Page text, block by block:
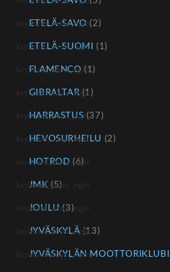
ETELÄ-SAVO (2)
ETELÄ-SUOMI (1)
FLAMENCO (1)
GIBRALTAR(1)
HARRASTUS (37)
HEVOSURHEILU (2)
HOTROD (6)
JMK (5)
JOULU (3)
JYVÄSKYLÄ(13)
JYVÄSKYLÄN MOOTTORIKLUBI